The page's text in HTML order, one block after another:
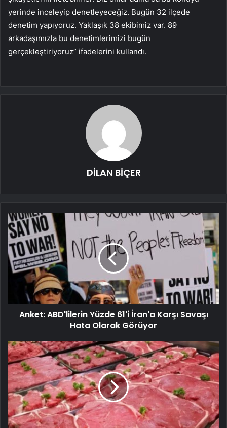
yerinde inceleyip denetleyeceğiz. Bugün 32 ilçede
denetim yapıyoruz. Yaklaşık 38 ekibimiz var. 89
arkadaşımızla bu denetimlerimizi bugün
gerçekleştiriyoruz” ifadelerini kullandı.
DİLAN BİÇER
Anket: ABD'lilerin Yüzde 61'i İran'a Karşı Savaşı
Hata Olarak Görüyor